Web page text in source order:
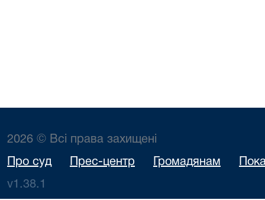
2026 © Всі права захищені
Про суд Прес-центр Громадянам
v1.38.1